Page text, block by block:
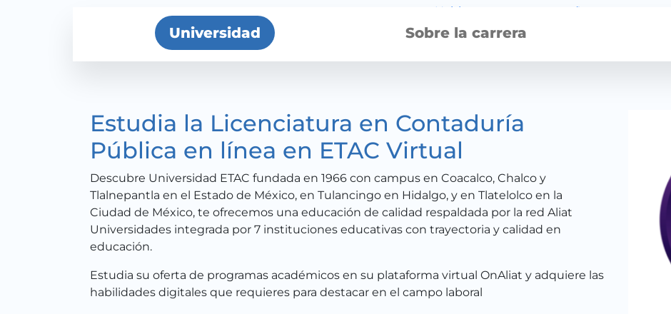
¡Habla con un asesor aquí!
Universidad Sobre la carrera
Estudia la Licenciatura en Contaduría
Pública en línea en ETAC Virtual
Descubre Universidad ETAC fundada en 1966 con campus en Coacalco, Chalco y
Tlalnepantla en el Estado de México, en Tulancingo en Hidalgo, y en Tlatelolco en la
Ciudad de México, te ofrecemos una educación de calidad respaldada por la red Aliat
Universidades integrada por 7 instituciones educativas con trayectoria y calidad en
educación.
Estudia su oferta de programas académicos en su plataforma virtual OnAliat y adquiere las
habilidades digitales que requieres para destacar en el campo laboral